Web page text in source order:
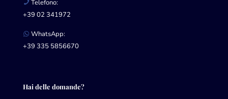
Telefono:
+39 02 341972
WhatsApp:
+39 335 5856670
Hai delle domande?